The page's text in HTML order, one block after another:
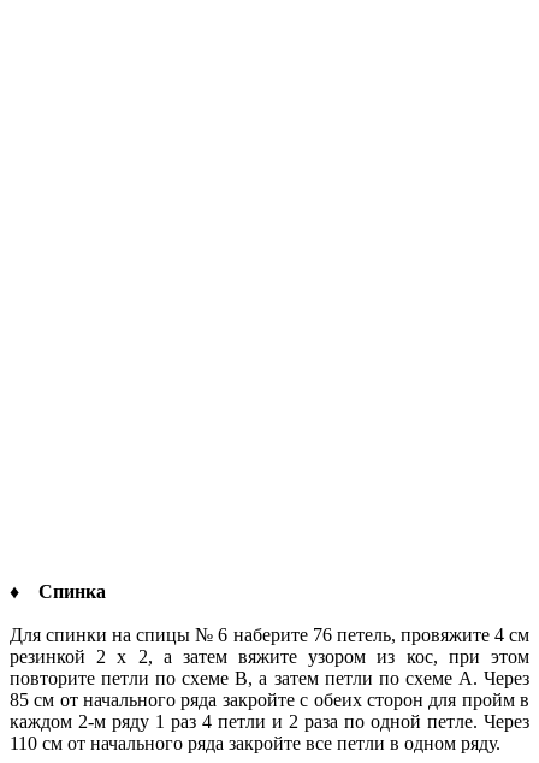
♦ Спинка
Для спинки на спицы № 6 наберите 76 петель, провяжите 4 см
резинкой 2 х 2, а затем вяжите узором из кос, при этом
повторите петли по схеме В, а затем петли по схеме А. Через
85 см от начального ряда закройте с обеих сторон для пройм в
каждом 2-м ряду 1 раз 4 петли и 2 раза по одной петле. Через
110 см от начального ряда закройте все петли в одном ряду.